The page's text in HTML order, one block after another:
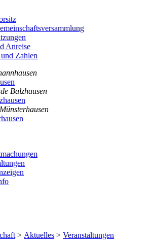
Anreise
Zahlen
> Aktuelles > Veranstaltungen